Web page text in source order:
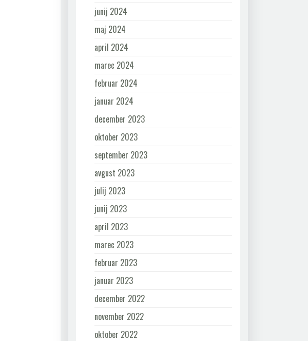
junij 2024
maj 2024
april 2024
marec 2024
februar 2024
januar 2024
december 2023
oktober 2023
september 2023
avgust 2023
julij 2023
junij 2023
april 2023
marec 2023
februar 2023
januar 2023
december 2022
november 2022
oktober 2022